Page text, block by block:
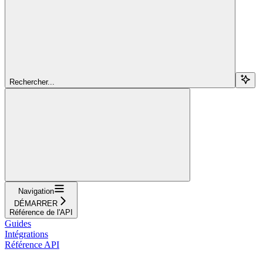
Rechercher...
Navigation
DÉMARRER
Référence de l'API
Guides
Intégrations
Référence API